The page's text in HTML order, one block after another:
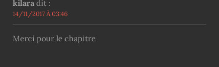
kilara dit :
14/11/2017 À 03:46
Merci pour le chapitre